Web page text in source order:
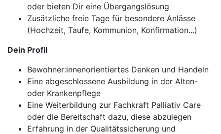
oder bieten Dir eine Übergangslösung
Zusätzliche freie Tage für besondere Anlässe
(Hochzeit, Taufe, Kommunion, Konfirmation...)
Dein Profil
Bewohner:innenorientiertes Denken und Handeln
Eine abgeschlossene Ausbildung in der Alten-
oder Krankenpflege
Eine Weiterbildung zur Fachkraft Palliativ Care
oder die Bereitschaft dazu, diese abzulegen
Erfahrung in der Qualitätssicherung und